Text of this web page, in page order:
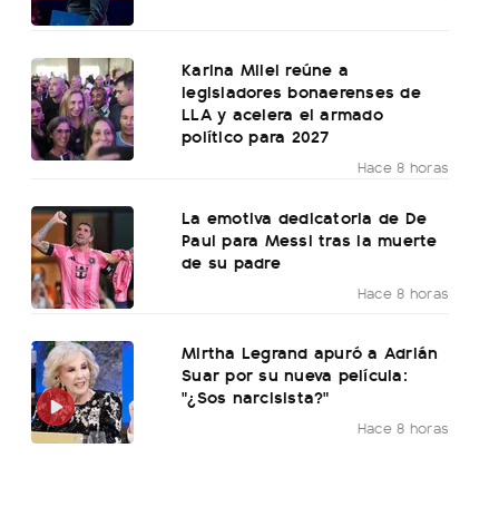
Karina Milei reúne a
legisladores bonaerenses de
LLA y acelera el armado
político para 2027
Hace 8 horas
La emotiva dedicatoria de De
Paul para Messi tras la muerte
de su padre
Hace 8 horas
Mirtha Legrand apuró a Adrián
Suar por su nueva película:
"¿Sos narcisista?"
Hace 8 horas